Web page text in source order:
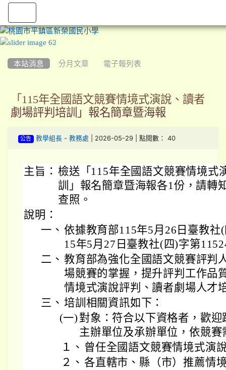
本站消息 分月文章 電子報列表
「115年全國語文競賽情境式演說、讀者
劇場評判培訓」報名簡章暨海報
公告 教學組長- 教務處 | 2026-05-29 | 點閱數： 40
主旨： 檢送「115年全國語文競賽情境式
訓」報名簡章暨海報各1份，請轉
查照。
說明：
一、 依據教育部115年5月26日臺教社
15年5月27日臺教社(四)字第
二、 教育部為強化全國語文競賽評判
場競賽的掌握，提升評判工作品
情境式演說評判、讀者劇場人才
三、 培訓相關資訊如下：
(一) 對象：符合以下資格者，歡
主辦單位及承辦單位，依競
１、 曾任全國語文競賽情境式演
２、 各直轄市、縣（市）推薦情